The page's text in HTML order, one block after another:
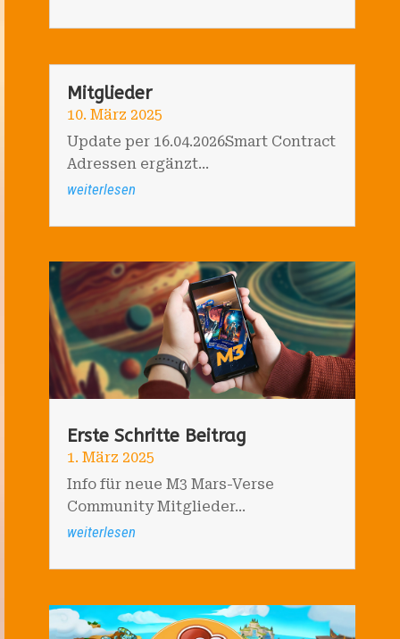
Mitglieder
10. März 2025
Update per 16.04.2026Smart Contract
Adressen ergänzt...
weiterlesen
Erste Schritte Beitrag
1. März 2025
Info für neue M3 Mars-Verse
Community Mitglieder...
weiterlesen